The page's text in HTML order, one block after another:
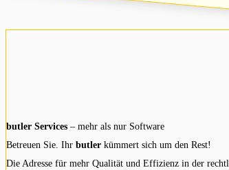
butler Services – mehr als nur Software
Betreuen Sie. Ihr butler kümmert sich um den Rest!
Die Adresse für mehr Qualität und Effizienz in der